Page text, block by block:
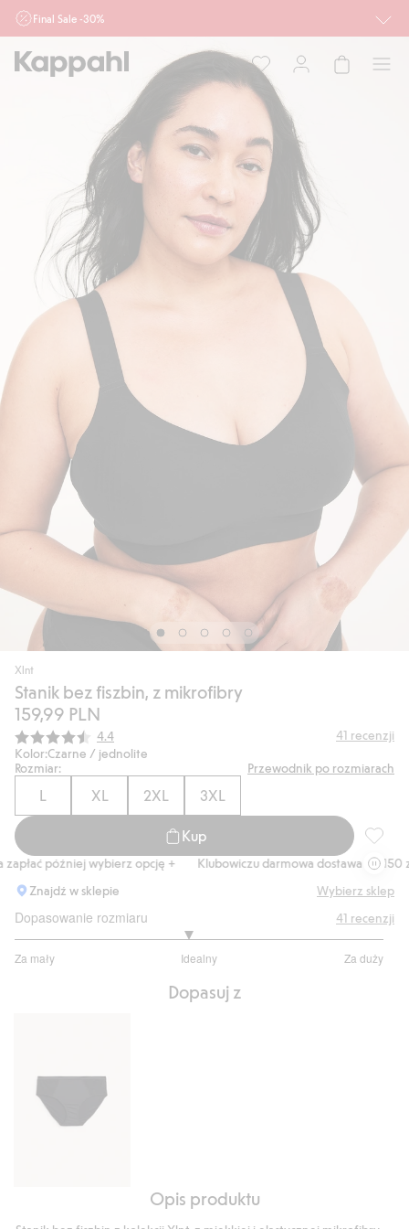
Final Sale -30%
działu outlet do 10.8 w sklepach Kappahl i Newbie oraz na kappahl.com. Ofert
nie łączymy
Mężczyzna
Niemowlę
Xlnt
Stanik bez fiszbin, z mikrofibry
159,99 PLN
Średnia ocena:
4.4 41 recenzji
Kolor:Czarne / jednolite
Rozmiar:
Przewodnik po rozmiarach
L XL 2XL 3XL
Kup
później wybierz opcję +
Klubowiczu darmowa dostawa od 150 zł
Znajdź w sklepie
Wybierz sklep
Dopasowanie rozmiaru
Za mały Idealny Za duży
na
41 recenzji
Dopasuj z
Opis produktu